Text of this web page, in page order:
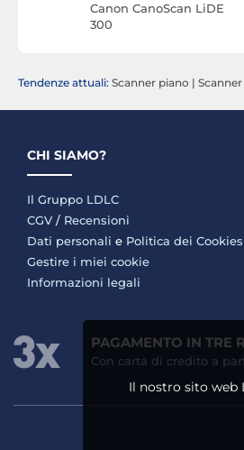
Canon CanoScan LiDE
300
Tendenze attuali: Scanner piano |
CHI SIAMO?
Il Gruppo LDLC
CGV / Recensioni
Dati personali e Politica dei Cookies
Gestire i miei cookie
Informazioni legali
PAGAMENTO IN TRE
Con carta di credito a
Il nostro sito web